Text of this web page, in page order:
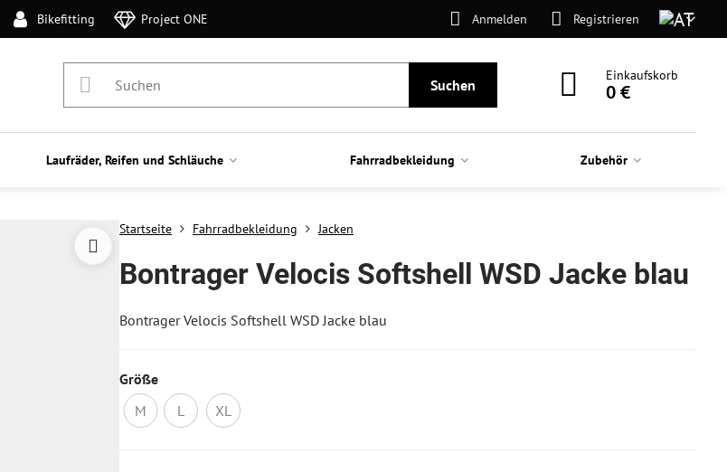
Bikefitting Project ONE Anmelden Registrieren
Suchen
Einkaufskorb
0 €
Laufräder, Reifen und Schläuche Fahrradbekleidung Zubehör
Startseite Fahrradbekleidung Jacken
Bontrager Velocis Softshell WSD Jacke blau
Bontrager Velocis Softshell WSD Jacke blau
Größe
M
L
XL